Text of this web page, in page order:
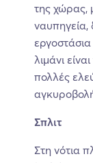
της χώρας,
ναυπηγεία,
λιμάνι
πολλές
Σπλιτ
Στη νότια